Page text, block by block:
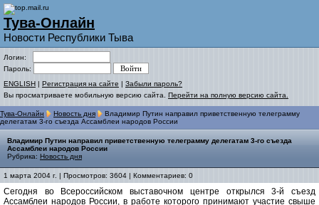
Тува-Онлайн
Новости Республики Тыва
Логин:
Пароль:
ENGLISH | Регистрация на сайте | Забыли пароль?
Вы просматриваете мобильную версию сайта. Перейти на полную версию сайта.
Тува-Онлайн Новость дня
Владимир Путин направил приветственную телеграмму
делегатам 3-го съезда Ассамблеи народов России
Владимир Путин направил приветственную телеграмму делегатам 3-го съезда
Ассамблеи народов России
Рубрика: Новость дня
1 марта 2004 г. | Просмотров: 3604 | Комментариев: 0
Сегодня во Всероссийском выставочном центре открылся 3-й съезд
Ассамблеи народов России, в работе которого принимают участие свыше